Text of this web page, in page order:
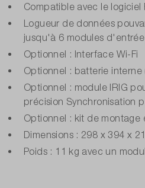
Compatible avec le logiciel
Logueur de données
jusqu'à 6 modules d'entrée
Optionnel : Interface Wi-Fi
Optionnel : batterie interne
Optionnel : module IRIG
précision Synchronisation
Optionnel : kit de montage
Dimensions : 298 x 394 x
Poids : 11 kg avec un